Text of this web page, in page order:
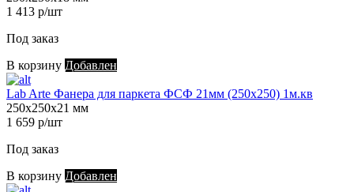
1 413 р/шт
Под заказ
В корзину Добавлен
Lab Arte Фанера для паркета ФСФ 21мм (250х250) 1м.кв
250х250х21 мм
1 659 р/шт
Под заказ
В корзину Добавлен